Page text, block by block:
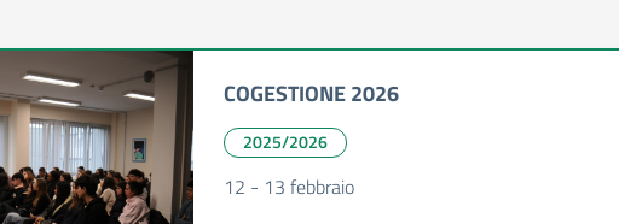
COGESTIONE 2026
2025/2026
12 - 13 febbraio